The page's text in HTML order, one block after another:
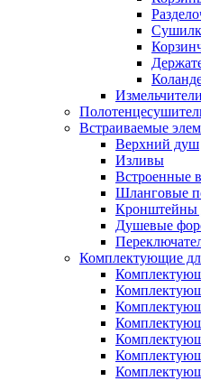
Встраиваемые
Верхний душ
Изливы
Встроенные
Шланговые
Кронштейны
Душевые
Комплектующие